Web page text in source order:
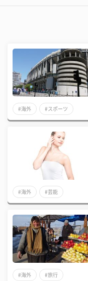
#海外 #スポーツ
#海外 #芸能
#海外 #旅行